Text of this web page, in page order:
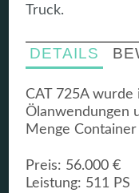
Truck.
DETAILS
CAT 725A
Ölanwendungen
Menge
Preis: 56.000 €
Leistung: 511 PS